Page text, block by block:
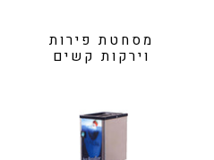
מסחטת פירות
וירקות קשים